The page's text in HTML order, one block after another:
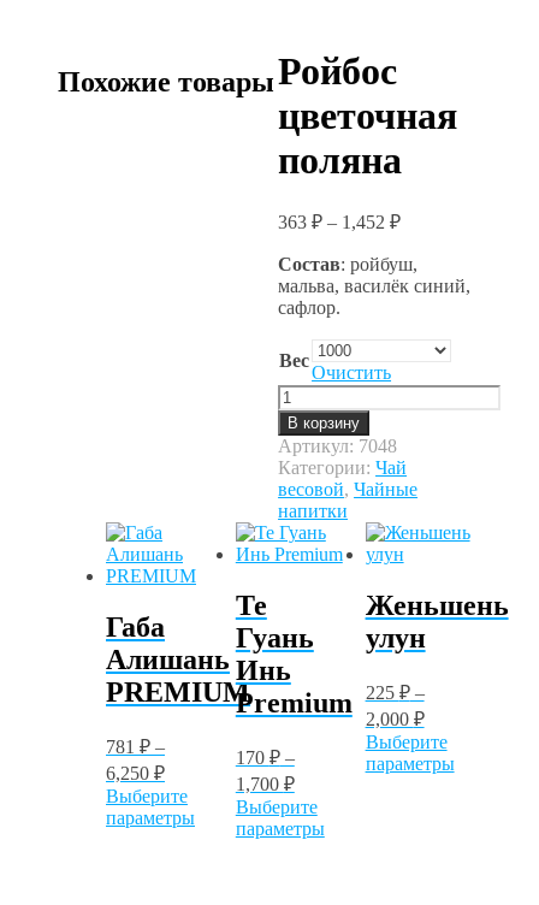
Ройбос
цветочная
поляна
363₽ – 1,452₽
Состав: ройбуш,
мальва, василёк синий,
сафлор.
Вес
Очистить
Количество
товара
Ройбос
цветочная
поляна
В корзину
Артикул: 7048
Категории:Чай
весовой,Чайные
напитки
Похожие товары
Габа
Алишань
PREMIUM
781 ₽ –
6,250 ₽
Выберите
параметрыЭтот
товар
Те
Гуань
Инь
Premium
170 ₽–
1,700 ₽
Выберите
параметрыЭтот
Женьшень
улун
225 ₽–
2,000 ₽
Выберите
параметрыЭтот